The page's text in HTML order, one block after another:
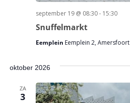
Snuffelmarkt
september 19 @ 08:30- 15:30
Eemplein Eemplein 2, Amersfoort
oktober 2026
ZA
3